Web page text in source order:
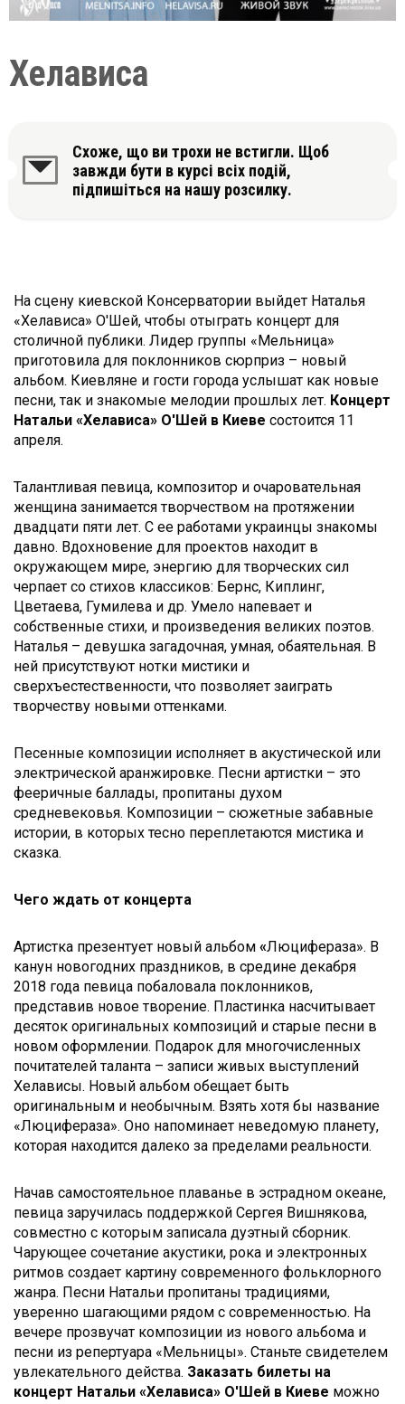
Хелависа
Схоже, що ви трохи не встигли. Щоб
завжди бути в курсі всіх подій,
підпишіться на нашу розсилку.
На сцену киевской Консерватории выйдет Наталья
«Хелависа» О'Шей, чтобы отыграть концерт для
столичной публики. Лидер группы «Мельница»
приготовила для поклонников сюрприз – новый
альбом. Киевляне и гости города услышат как новые
песни, так и знакомые мелодии прошлых лет. Концерт
Натальи «Хелависа» О'Шей в Киеве состоится 11
апреля.
Талантливая певица, композитор и очаровательная
женщина занимается творчеством на протяжении
двадцати пяти лет. С ее работами украинцы знакомы
давно. Вдохновение для проектов находит в
окружающем мире, энергию для творческих сил
черпает со стихов классиков: Бернс, Киплинг,
Цветаева, Гумилева и др. Умело напевает и
собственные стихи, и произведения великих поэтов.
Наталья – девушка загадочная, умная, обаятельная. В
ней присутствуют нотки мистики и
сверхъестественности, что позволяет заиграть
творчеству новыми оттенками.
Песенные композиции исполняет в акустической или
электрической аранжировке. Песни артистки – это
фееричные баллады, пропитаны духом
средневековья. Композиции – сюжетные забавные
истории, в которых тесно переплетаются мистика и
сказка.
Чего ждать от концерта
Артистка презентует новый альбом «Люцифераза». В
канун новогодних праздников, в средине декабря
2018 года певица побаловала поклонников,
представив новое творение. Пластинка насчитывает
десяток оригинальных композиций и старые песни в
новом оформлении. Подарок для многочисленных
почитателей таланта – записи живых выступлений
Хелависы. Новый альбом обещает быть
оригинальным и необычным. Взять хотя бы название
«Люцифераза». Оно напоминает неведомую планету,
которая находится далеко за пределами реальности.
Начав самостоятельное плаванье в эстрадном океане,
певица заручилась поддержкой Сергея Вишнякова,
совместно с которым записала дуэтный сборник.
Чарующее сочетание акустики, рока и электронных
ритмов создает картину современного фольклорного
жанра. Песни Натальи пропитаны традициями,
уверенно шагающими рядом с современностью. На
вечере прозвучат композиции из нового альбома и
песни из репертуара «Мельницы». Станьте свидетелем
увлекательного действа. Заказать билеты на
концерт Натальи «Хелависа» О'Шей в Киеве можно